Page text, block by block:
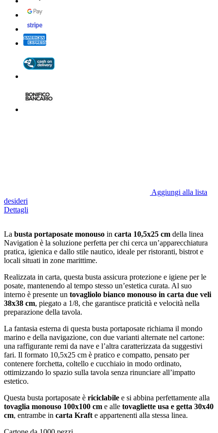
Aggiungi alla lista
desideri
Dettagli
La busta portaposate monouso in carta 10,5x25 cm della linea
Navigation è la soluzione perfetta per chi cerca un’apparecchiatura
pratica, igienica e dallo stile nautico, ideale per ristoranti, bistrot e
locali situati in zone marittime.
Realizzata in carta, questa busta assicura protezione e igiene per le
posate, mantenendo al tempo stesso un’estetica curata. Al suo
interno è presente un tovagliolo bianco monouso in carta due veli
38x38 cm, piegato a 1/8, che garantisce praticità e velocità nella
preparazione della tavola.
La fantasia esterna di questa busta portaposate richiama il mondo
marino e della navigazione, con due varianti alternate nel cartone:
una raffigurante remi da nave e l’altra caratterizzata da suggestivi
fari. Il formato 10,5x25 cm è pratico e compatto, pensato per
contenere forchetta, coltello e cucchiaio in modo ordinato,
ottimizzando lo spazio sulla tavola senza rinunciare all’impatto
estetico.
Questa busta portaposate è riciclabile e si abbina perfettamente alla
tovaglia monouso 100x100 cm e alle tovagliette usa e getta 30x40
cm, entrambe in carta Kraft e appartenenti alla stessa linea.